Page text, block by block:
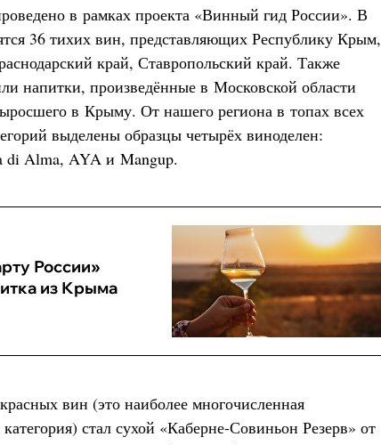
в рамках проекта «Винный гид России». В
36 тихих вин, представляющих Республику Крым,
край, Ставропольский край. Также
напитки, произведённые в Московской области
в Крыму. От нашего региона в топах всех
выделены образцы четырёх виноделен:
di Alma, AYA и Mangup.
России»
из Крыма
вин (это наиболее многочисленная
стал сухой «Каберне-Совиньон Резерв» от